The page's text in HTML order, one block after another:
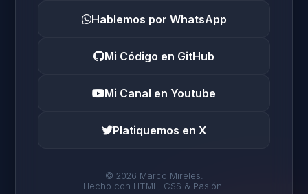
Hablemos por WhatsApp
Mi Código en GitHub
Mi Canal en Youtube
Platiquemos en X
© 2026 Marco Mireles.
Hecho con HTML, CSS & Pasión.